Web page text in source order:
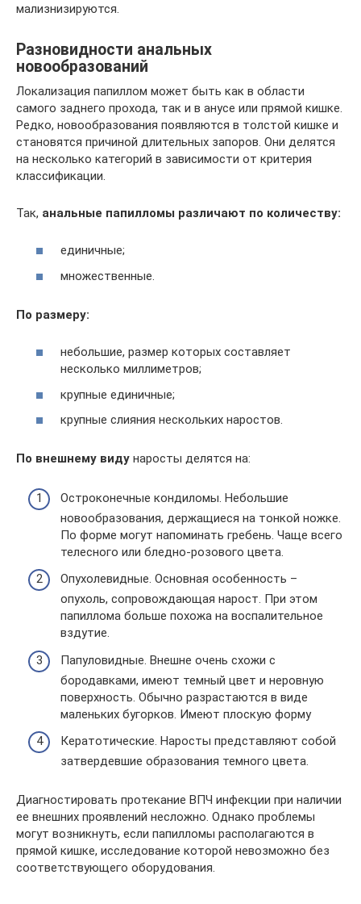
мализнизируются.
Разновидности анальных
новообразований
Локализация папиллом может быть как в области
самого заднего прохода, так и в анусе или прямой кишке.
Редко, новообразования появляются в толстой кишке и
становятся причиной длительных запоров. Они делятся
на несколько категорий в зависимости от критерия
классификации.
Так, анальные папилломы различают по количеству:
единичные;
множественные.
По размеру:
небольшие, размер которых составляет
несколько миллиметров;
крупные единичные;
крупные слияния нескольких наростов.
По внешнему виду наросты делятся на:
Остроконечные кондиломы. Небольшие
новообразования, держащиеся на тонкой ножке.
По форме могут напоминать гребень. Чаще всего
телесного или бледно-розового цвета.
Опухолевидные. Основная особенность –
опухоль, сопровождающая нарост. При этом
папиллома больше похожа на воспалительное
вздутие.
Папуловидные. Внешне очень схожи с
бородавками, имеют темный цвет и неровную
поверхность. Обычно разрастаются в виде
маленьких бугорков. Имеют плоскую форму
Кератотические. Наросты представляют собой
затвердевшие образования темного цвета.
Диагностировать протекание ВПЧ инфекции при наличии
ее внешних проявлений несложно. Однако проблемы
могут возникнуть, если папилломы располагаются в
прямой кишке, исследование которой невозможно без
соответствующего оборудования.